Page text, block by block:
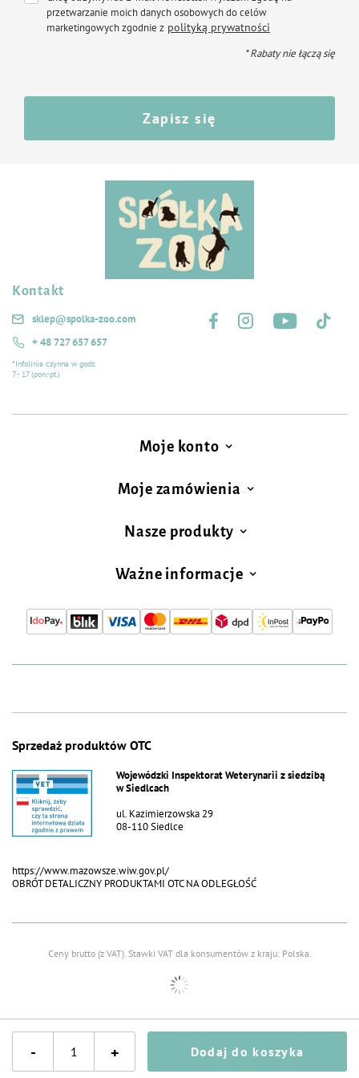
- + Dodaj do koszyka
przetwarzanie moich danych osobowych do celów
marketingowych zgodnie z polityką prywatności
* Rabaty nie łączą się
Zapisz się
Kontakt
sklep@spolka-zoo.com
+ 48 727 657 657
*Infolinia czynna w godz.
7 - 17 (pon.-pt.)
Moje konto
Moje zamówienia
Nasze produkty
Ważne informacje
Sprzedaż produktów OTC
Wojewódzki Inspektorat Weterynarii z siedzibą
w Siedlcach
ul. Kazimierzowska 29
08-110 Siedlce
https://www.mazowsze.wiw.gov.pl/
OBRÓT DETALICZNY PRODUKTAMI OTC NA ODLEGŁOŚĆ
Ceny brutto (z VAT). Stawki VAT dla konsumentów z kraju: Polska